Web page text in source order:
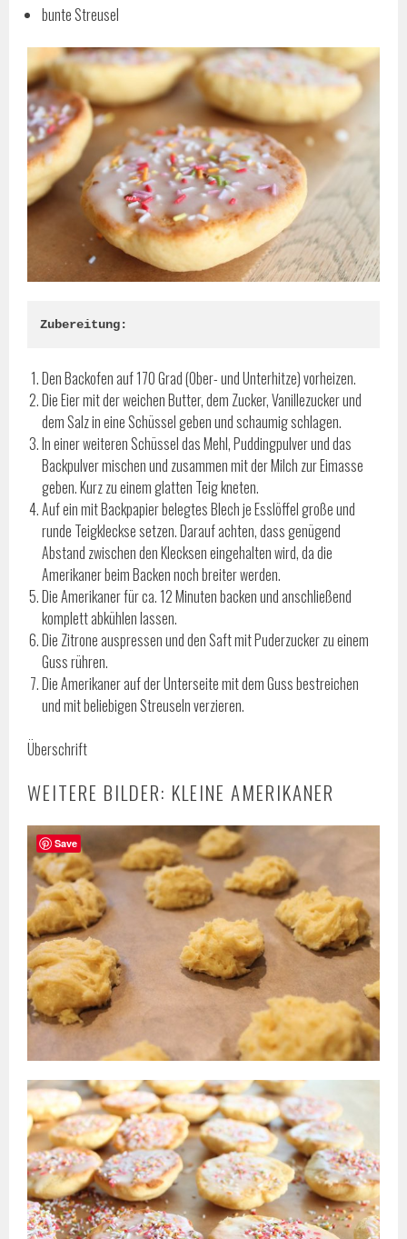
bunte Streusel
Zubereitung:
Den Backofen auf 170 Grad (Ober- und Unterhitze) vorheizen.
Die Eier mit der weichen Butter, dem Zucker, Vanillezucker und
dem Salz in eine Schüssel geben und schaumig schlagen.
In einer weiteren Schüssel das Mehl, Puddingpulver und das
Backpulver mischen und zusammen mit der Milch zur Eimasse
geben. Kurz zu einem glatten Teig kneten.
Auf ein mit Backpapier belegtes Blech je Esslöffel große und
runde Teigkleckse setzen. Darauf achten, dass genügend
Abstand zwischen den Klecksen eingehalten wird, da die
Amerikaner beim Backen noch breiter werden.
Die Amerikaner für ca. 12 Minuten backen und anschließend
komplett abkühlen lassen.
Die Zitrone auspressen und den Saft mit Puderzucker zu einem
Guss rühren.
Die Amerikaner auf der Unterseite mit dem Guss bestreichen
und mit beliebigen Streuseln verzieren.
Überschrift
WEITERE BILDER: KLEINE AMERIKANER
Save